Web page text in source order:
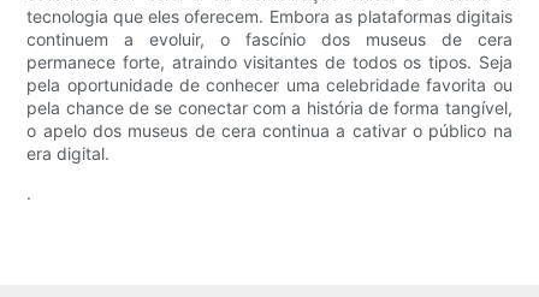
tecnologia que eles oferecem. Embora as plataformas digitais
continuem a evoluir, o fascínio dos museus de cera
permanece forte, atraindo visitantes de todos os tipos. Seja
pela oportunidade de conhecer uma celebridade favorita ou
pela chance de se conectar com a história de forma tangível,
o apelo dos museus de cera continua a cativar o público na
era digital.
.